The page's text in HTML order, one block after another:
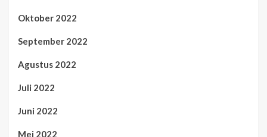
Oktober 2022
September 2022
Agustus 2022
Juli 2022
Juni 2022
Mei 2022